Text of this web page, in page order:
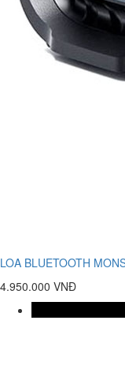
LOA BLUETOOTH
4.950.000 VNĐ